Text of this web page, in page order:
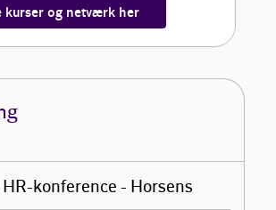
kurser og netværk her
konference - Horsens